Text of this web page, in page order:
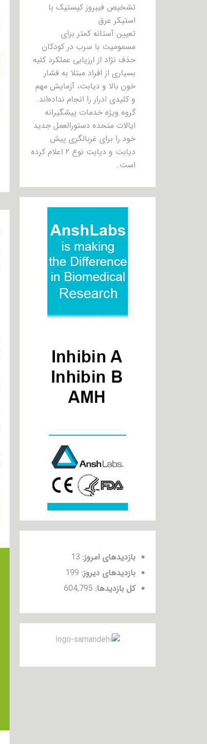
تشخیص فیبروز کیستیک با
استیکر عرق
تعیین آستانه کمتر برای
مسمومیت با سرب در کودکان
حذف نژاد از ارزیابی عملکرد کلیه
بسیاری از افراد مبتلا به فشار
خون بالا و دیابت، آزمایش مهم
و کلیدی ادرار را انجام نداده‌اند.
گروه ویژه خدمات پیشگیرانه
ایالات متحده دستورالعمل جدید
خود را برای غربالگری پیش
دیابت و دیابت نوع ۲ اعلام کرده
است.
بازدیدهای امروز: 13
بازدیدهای دیروز: 199
کل بازدیدها: 604,795